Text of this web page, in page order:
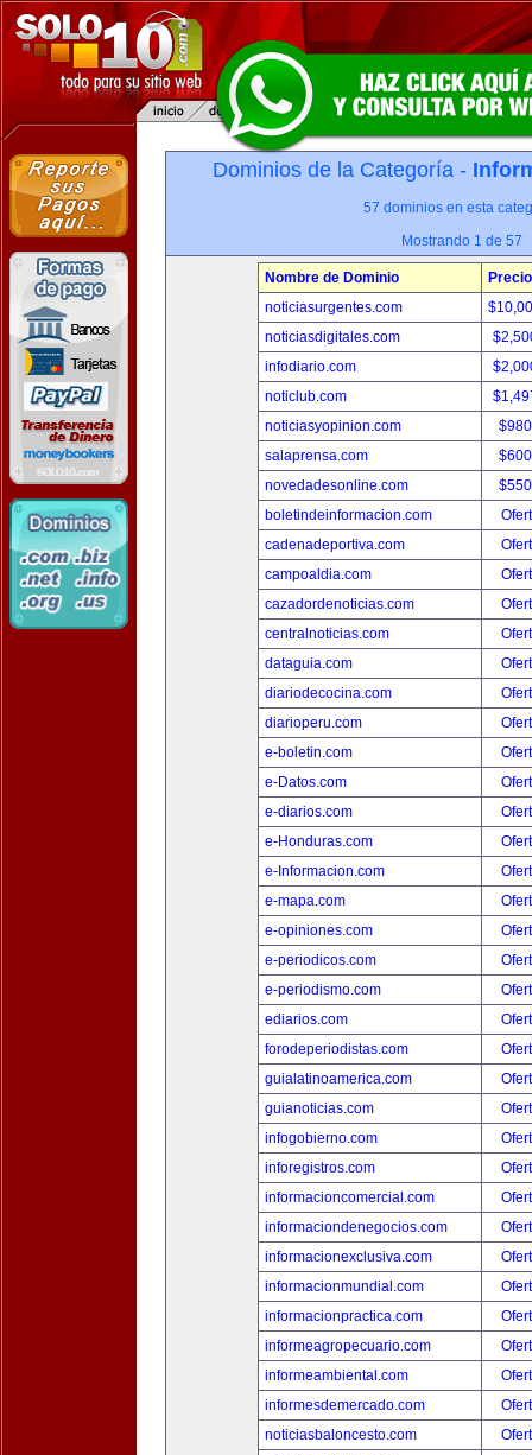
Dominios de la Categoría -
57 dominios en esta
Mostrando 1 de 57
Nombre de Dominio
Precio
noticiasurgentes.com
noticiasdigitales.com
infodiario.com
noticlub.com
noticiasyopinion.com
salaprensa.com
novedadesonline.com
boletindeinformacion.com
cadenadeportiva.com
campoaldia.com
cazadordenoticias.com
centralnoticias.com
dataguia.com
diariodecocina.com
diarioperu.com
e-boletin.com
e-Datos.com
e-diarios.com
e-Honduras.com
e-Informacion.com
e-mapa.com
e-opiniones.com
e-periodicos.com
e-periodismo.com
ediarios.com
forodeperiodistas.com
guialatinoamerica.com
guianoticias.com
infogobierno.com
inforegistros.com
informacioncomercial.com
informaciondenegocios.com
informacionexclusiva.com
informacionmundial.com
informacionpractica.com
informeagropecuario.com
informeambiental.com
informesdemercado.com
noticiasbaloncesto.com